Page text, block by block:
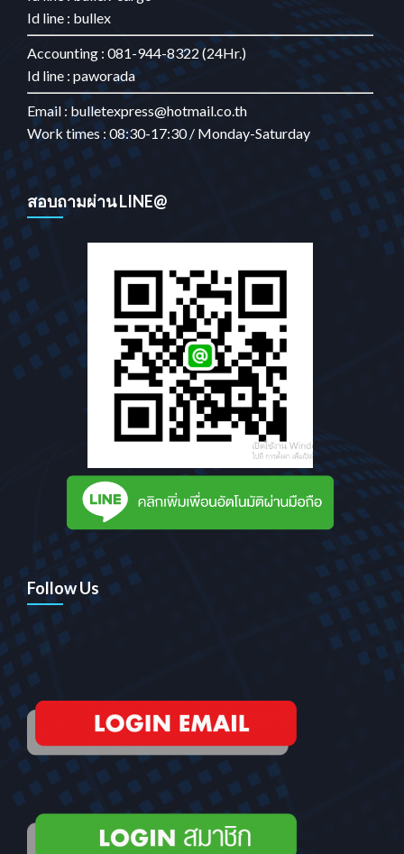
Id line : bullex
Accounting : 081-944-8322 (24Hr.)
Id line : paworada
Email : bulletexpress@hotmail.co.th
Work times : 08:30-17:30 / Monday-Saturday
สอบถามผ่าน LINE@
Follow Us